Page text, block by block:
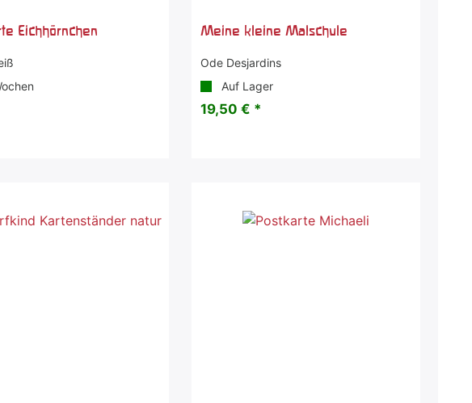
Eichhörnchen Meine kleine Malschule
Ode Desjardins
Auf Lager
19,50 € *